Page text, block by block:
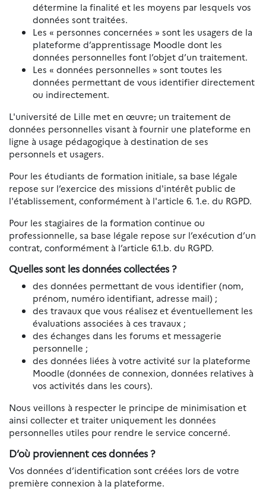
détermine la finalité et les moyens par lesquels vos
données sont traitées.
Les « personnes concernées » sont les usagers de la
plateforme d’apprentissage Moodle dont les
données personnelles font l’objet d’un traitement.
Les « données personnelles » sont toutes les
données permettant de vous identifier directement
ou indirectement.
L'université de Lille met en œuvre, un traitement de
données personnelles visant à fournir une plateforme en
ligne à usage pédagogique à destination de ses
personnels et usagers.
Pour les étudiants de formation initiale, sa base légale
repose sur l’exercice des missions d'intérêt public de
l'établissement, conformément à l'article 6. 1.e. du RGPD.
Pour les stagiaires de la formation continue ou
professionnelle, sa base légale repose sur l’exécution d’un
contrat, conformément à l’article 6.1.b. du RGPD.
Quelles sont les données collectées ?
des données permettant de vous identifier (nom,
prénom, numéro identifiant, adresse mail) ;
des travaux que vous réalisez et éventuellement les
évaluations associées à ces travaux ;
des échanges dans les forums et messagerie
personnelle ;
des données liées à votre activité sur la plateforme
Moodle (données de connexion, données relatives à
vos activités dans les cours).
Nous veillons à respecter le principe de minimisation et
ainsi collecter et traiter uniquement les données
personnelles utiles pour rendre le service concerné.
D’où proviennent ces données ?
Vos données d’identification sont créées lors de votre
première connexion à la plateforme.